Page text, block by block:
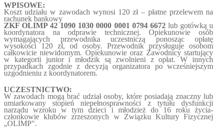
WPISOWE:
Koszt udziału w zawodach wynosi 120 zł – płatne przelewem na
rachunek bankowy
ZKF OLIMP42 1090 1030 0000 0001 0794 6672lub gotówką u
koordynatora na odprawie technicznej. Opiekunowie osób
wymagających przewodnika uczestniczą ponosząc opłatę
wysokości 120 zł, od osoby. Przewodnik przysługuje osobom
całkowicie niewidomym. Opiekunowie oraz Zawodnicy startujący
w kategorii junior i młodzik są zwolnieni z opłat. W innych
przypadkach zgodnie z decyzją organizatora po wcześniejszym
uzgodnieniu z koordynatorem.
UCZESTNICTWO:
W zawodach mogą brać udział osoby, które posiadają znaczny lub
umiarkowany stopień niepełnosprawności z tytułu dysfunkcji
narządu wzroku w tym dzieci i młodzież do 16 roku życia-
członkowie klubów zrzeszonych w Związku Kultury Fizycznej
„OLIMP".